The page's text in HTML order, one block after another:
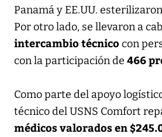
Panamá y EE.UU.
Por otro lado, se llevaron a
intercambio técnico con
con la participación de 466
Como parte del apoyo
técnico del USNS Comfort
médicos valorados en